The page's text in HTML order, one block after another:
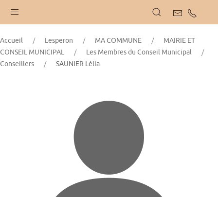
Accueil Lesperon MA COMMUNE
MAIRIE ET
CONSEIL MUNICIPAL
Les Membres du Conseil Municipal
Conseillers
SAUNIER Lélia